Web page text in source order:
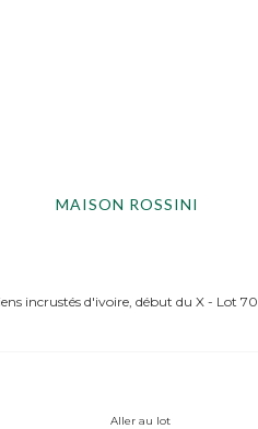
MAISON ROSSINI
incrustés d'ivoire, début du X - Lot 70
Aller au lot